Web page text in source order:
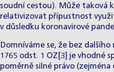
soudní cestou). Může taková
relativizovat přípustnost
v důsledku koronavirové
Domníváme se, že bez
1765 odst. 1 OZ [3]
je vhodné
poměrně silné právo